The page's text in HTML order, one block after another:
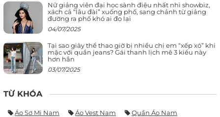
Nữ giảng viên đại học sành điệu nhất nhì showbiz,
xách cả “lâu đài” xuống phố, sang chảnh từ giảng
đường ra phố khó ai đọ lại
04/07/2025
Tại sao giày thể thao giờ bị nhiều chị em “xếp xó” khi
mặc với quần jeans? Gái thanh lịch mê 3 kiểu này
hơn hẳn
03/07/2025
TỪ KHÓA
Áo Sơ Mi Nam Áo Vest Nam Quần Áo Nam